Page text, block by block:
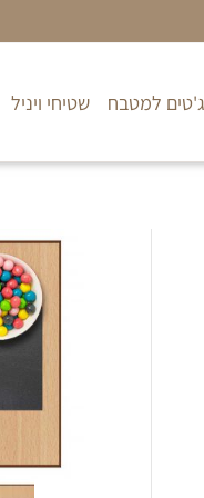
שטיחי ויניל